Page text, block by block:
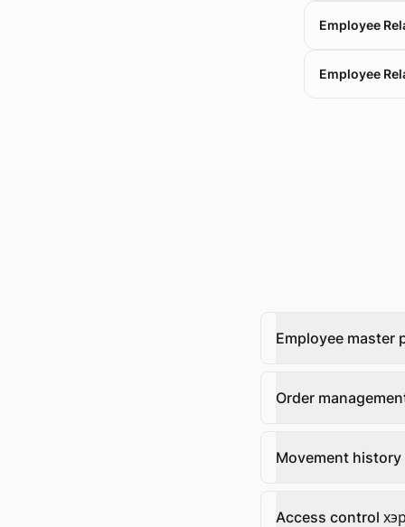
Employee
Employee
Employee master
Order
Movement history
Access control